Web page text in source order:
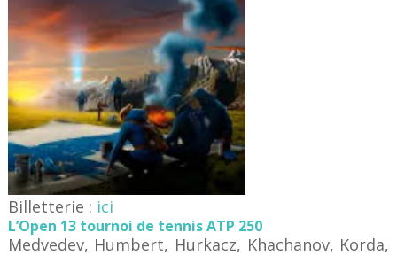
Billetterie : ici
L’Open 13 tournoi de tennis ATP 250
Medvedev, Humbert, Hurkacz, Khachanov, Korda,